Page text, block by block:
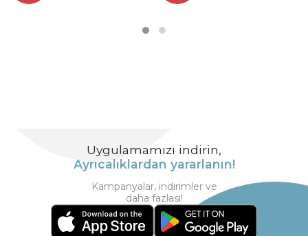
Uygulamamızı indirin,
Ayrıcalıklardan yararlanın!
Kampanyalar, indirimler ve
daha fazlası!